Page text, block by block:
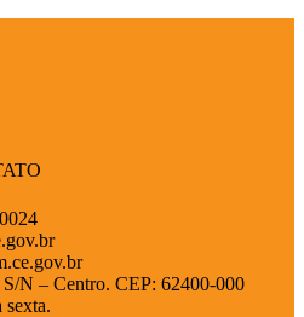
N – Centro. CEP: 62400-000
sexta.